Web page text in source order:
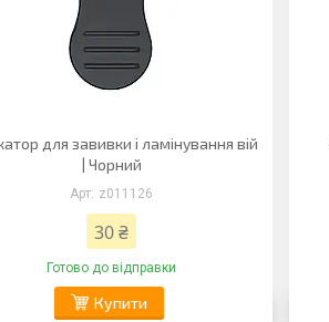
для завивки і ламінування вій
| Чорний
z011126
30 ₴
Готово до відправки
Купити